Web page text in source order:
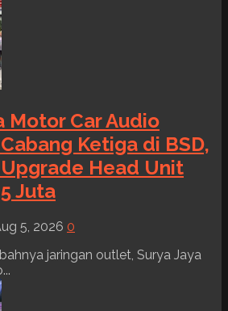
Motor Car Audio
Ketiga di BSD,
Head Unit
Juta
5, 2026 0
jaringan outlet, Surya Jaya